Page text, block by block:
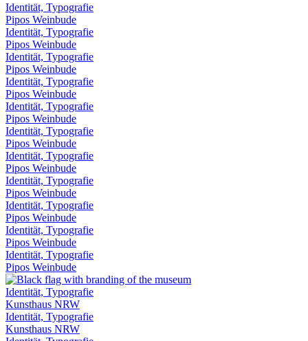
Identität, Typografie
Pipos Weinbude
Identität, Typografie
Pipos Weinbude
Identität, Typografie
Pipos Weinbude
Identität, Typografie
Pipos Weinbude
Identität, Typografie
Pipos Weinbude
Identität, Typografie
Pipos Weinbude
Identität, Typografie
Pipos Weinbude
Identität, Typografie
Pipos Weinbude
Identität, Typografie
Pipos Weinbude
Identität, Typografie
Pipos Weinbude
Identität, Typografie
Pipos Weinbude
Identität, Typografie
Kunsthaus NRW
Identität, Typografie
Kunsthaus NRW